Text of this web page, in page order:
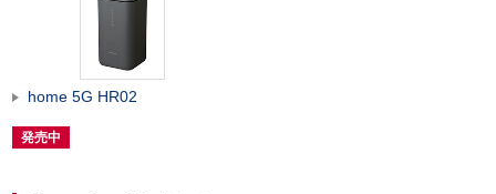
home 5G HR02
発売中